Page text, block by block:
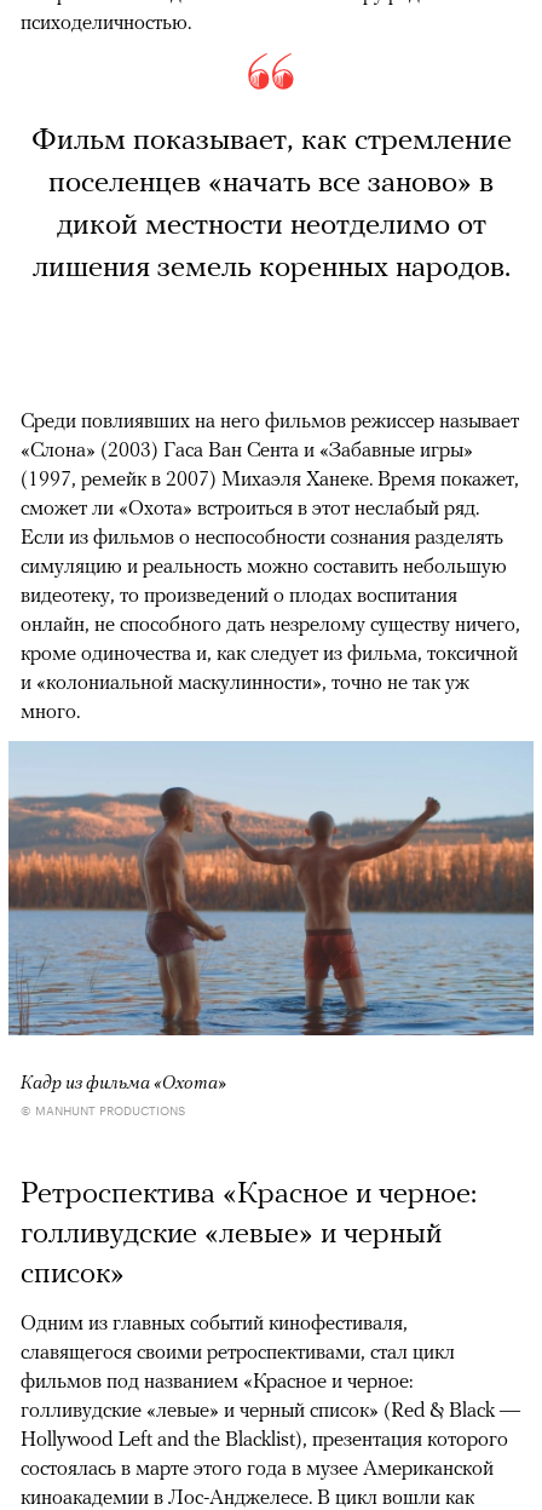
психоделичностью.
Фильм показывает, как стремление
поселенцев «начать все заново» в
дикой местности неотделимо от
лишения земель коренных народов.
Среди повлиявших на него фильмов режиссер называет
«Слона» (2003) Гаса Ван Сента и «Забавные игры»
(1997, ремейк в 2007) Михаэля Ханеке. Время покажет,
сможет ли «Охота» встроиться в этот неслабый ряд.
Если из фильмов о неспособности сознания разделять
симуляцию и реальность можно составить небольшую
видеотеку, то произведений о плодах воспитания
онлайн, не способного дать незрелому существу ничего,
кроме одиночества и, как следует из фильма, токсичной
и «колониальной маскулинности», точно не так уж
много.
Кадр из фильма «Охота»
© MANHUNT PRODUCTIONS
Ретроспектива «Красное и черное:
голливудские «левые» и черный
список»
Одним из главных событий кинофестиваля,
славящегося своими ретроспективами, стал цикл
фильмов под названием «Красное и черное:
голливудские «левые» и черный список» (Red & Black —
Hollywood Left and the Blacklist), презентация которого
состоялась в марте этого года в музее Американской
киноакадемии в Лос-Анджелесе. В цикл вошли как